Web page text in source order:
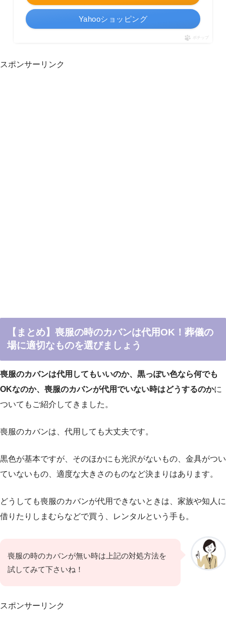
Yahooショッピング
ポチップ
スポンサーリンク
【まとめ】喪服の時のカバンは代用OK！葬儀の
場に適切なものを選びましょう
喪服のカバンは代用してもいいのか、黒っぽい色なら何でも
OKなのか、喪服のカバンが代用でいない時はどうするのかに
ついてもご紹介してきました。
喪服のカバンは、代用しても大丈夫です。
黒色が基本ですが、そのほかにも光沢がないもの、金具がつい
ていないもの、適度な大きさのものなど決まりはあります。
どうしても喪服のカバンが代用できないときは、家族や知人に
借りたりしまむらなどで買う、レンタルという手も。
喪服の時のカバンが無い時は上記の対処方法を
試してみて下さいね！
スポンサーリンク